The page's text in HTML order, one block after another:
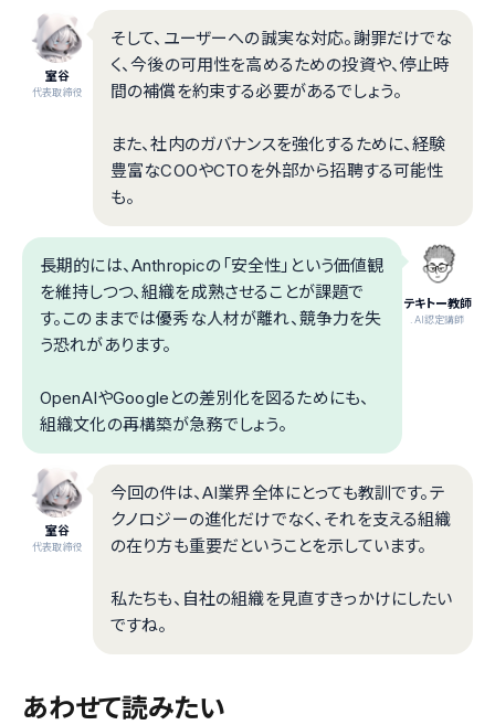
室谷
代表取締役
そして、ユーザーへの誠実な対応。謝罪だけでな
く、今後の可用性を高めるための投資や、停止時
間の補償を約束する必要があるでしょう。
また、社内のガバナンスを強化するために、経験
豊富なCOOやCTOを外部から招聘する可能性
も。
テキトー教師
.AI認定講師
長期的には、Anthropicの「安全性」という価値観
を維持しつつ、組織を成熟させることが課題で
す。このままでは優秀な人材が離れ、競争力を失
う恐れがあります。
OpenAIやGoogleとの差別化を図るためにも、
組織文化の再構築が急務でしょう。
室谷
代表取締役
今回の件は、AI業界全体にとっても教訓です。テ
クノロジーの進化だけでなく、それを支える組織
の在り方も重要だということを示しています。
私たちも、自社の組織を見直すきっかけにしたい
ですね。
あわせて読みたい